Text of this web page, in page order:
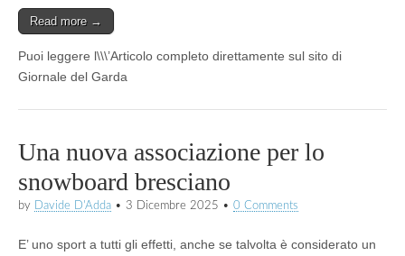
Read more →
Puoi leggere l\\\’Articolo completo direttamente sul sito di
Giornale del Garda
Una nuova associazione per lo
snowboard bresciano
by Davide D'Adda • 3 Dicembre 2025 • 0 Comments
E’ uno sport a tutti gli effetti, anche se talvolta è considerato un